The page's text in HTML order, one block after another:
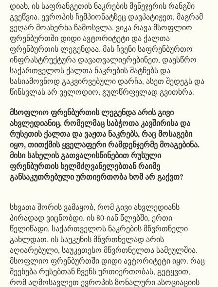
დიახ, ის საფრანგეთის ნაკრების მენეჯერის რანგში
გვეწვია. ევროპის ჩემპიონატზეც დავპატიჟეთ, მაგრამ
ვეღარ მოახერხა ჩამოსვლა. ვიკა რავა მსოფლიო
ფრენბურთში დიდი ავტორიტეტი და ქალთა
ფრენბურთის ლეგენდაა. მას ჩვენი საფრენბურთო
ინფრასტრუქტურა დავათვალიერებინეთ, დაესწრო
საქართველოს ქალთა ნაკრების მატჩებს და
სასიამოვნოდ გაკვირვებული დარჩა, ასეთ შედეგს და
წინსვლას არ ველოდიო, გულწრფელად გვითხრა.
მსოფლიო ფრენბურთის ლეგენდა არის გივი
ახვლედიანიც. რომელმაც საბჭოთა კავშირისა და
რუსეთის ქალთა და ვაჟთა ნაკრებს, რაც მოსაგები
იყო, თითქმის ყველაფერი რამდენჯერმე მოაგებინა.
მისი სახელის გათვალისწინებით რუსული
ფრენბურთის ხელმძღვანელებთან რაიმე
განსაკუთრებული ურთიერთობა ხომ არ გაქვთ?
სხვათა შორის ვამაყობ, რომ გივი ახვლედიანს
პირადად ვიცნობდი. ის 80-იან წლებში, ერთი
წელიწადი, საქართველოს ნაკრების მწვრთნელი
გახლდათ. ის საუკუნის მწვრთნელად არის
აღიარებული, საუკეთესო მწვრთნელთა სამეულშია.
მსოფლიო ფრენბურთში დიდი ავტორიტეტი იყო. რაც
შეეხება რუსებთან ჩვენს ურთიერთობას, გეტყვით,
რომ აღმოსავლეთ ევროპის ზონალური ასოციაციის